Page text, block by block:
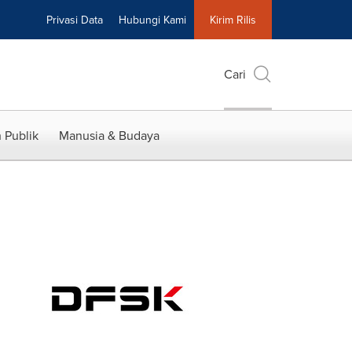
Privasi Data Hubungi Kami Kirim Rilis
Cari
Publik Manusia & Budaya